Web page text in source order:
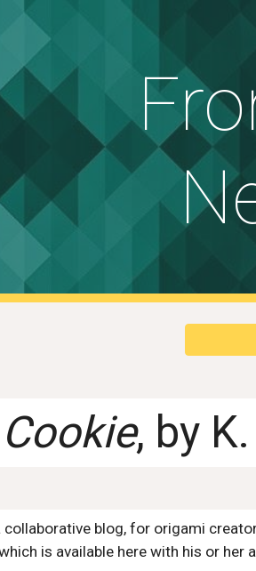
Skip to main content
, by
collaborative blog, for origami
is available here with his or